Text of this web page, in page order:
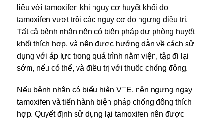
liệu với tamoxifen khi nguy cơ huyết khối do
tamoxifen vượt trội các nguy cơ do ngưng điều trị.
Tất cả bệnh nhân nên có biện pháp dự phòng huyết
khối thích hợp, và nên được hướng dẫn về cách sử
dụng với áp lực trong quá trình nằm viện, tập đi lại
sớm, nếu có thể, và điều trị với thuốc chống đông.
Nếu bệnh nhân có biểu hiện VTE, nên ngưng ngay
tamoxifen và tiến hành biện pháp chống đông thích
hợp. Quyết định sử dụng lại tamoxifen nên được